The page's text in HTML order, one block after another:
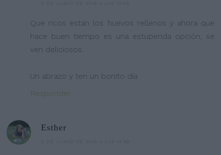
Que ricos están los huevos rellenos y ahora que
hace buen tiempo es una estupenda opción, se
ven deliciosos
Un abrazo y ten un bonito día
Responder
Esther